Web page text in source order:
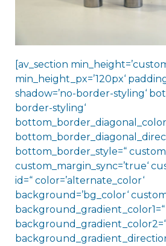
[av_section
min_height_px=’120px‘
shadow=’no-border-styling‘
border-styling‘
bottom_border_style=“
custom_margin_sync=’true‘
id=“ color=’alternate_color‘
background=’bg_color‘
background_gradient_color1=“